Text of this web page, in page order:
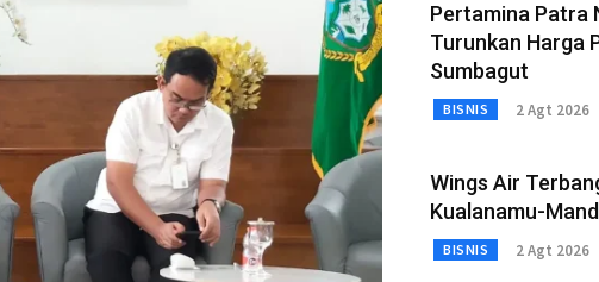
Pertamina Patra
Turunkan Harga
Sumbagut
BISNIS 2 Agt 2026
Wings Air
Kualanamu-
BISNIS 2 Agt 2026